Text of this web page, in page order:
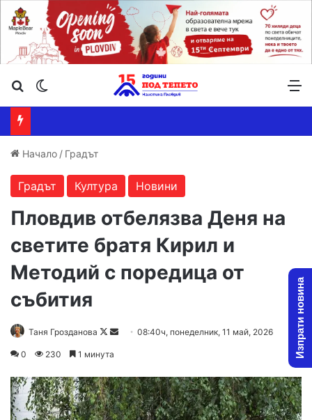
Търсене ...
Начало / Градът
Градът Култура Новини
Пловдив отбелязва Деня на
светите братя Кирил и
Методий с поредица от
събития
Таня Грозданова
Follow
Send08:40ч, понеделник, 11 май, 2026
0 230 1 минута Изпрати новина